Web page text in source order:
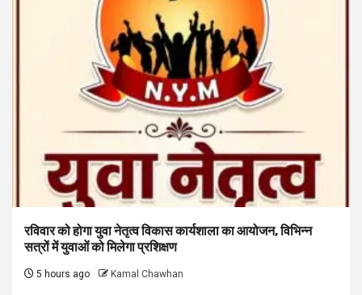
रविवार को होगा युवा नेतृत्व विकास कार्यशाला का आयोजन, विभिन्न
सत्रों में युवाओं को मिलेगा प्रशिक्षण
5 hours ago Kamal Chawhan